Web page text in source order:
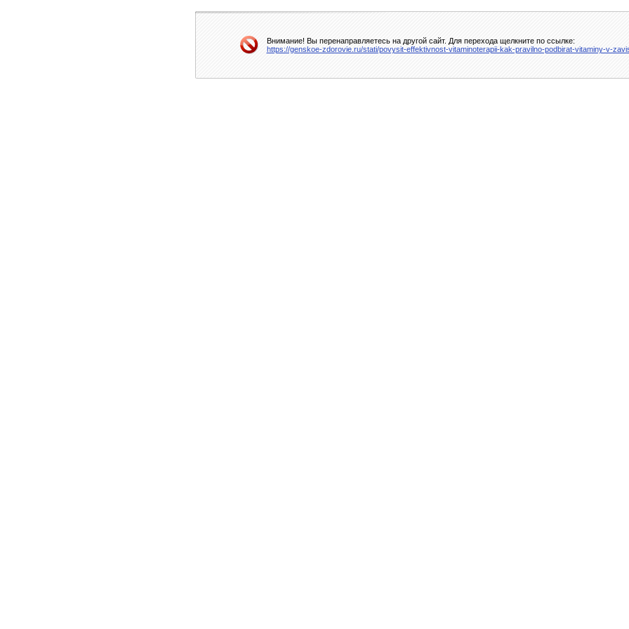
Внимание! Вы перенаправляетесь на другой сайт. Для перехода щелкните по ссылке:
https://genskoe-zdorovie.ru/stati/povysit-effektivnost-vitaminoterapii-kak-pravilno-podbirat-vitaminy-v-